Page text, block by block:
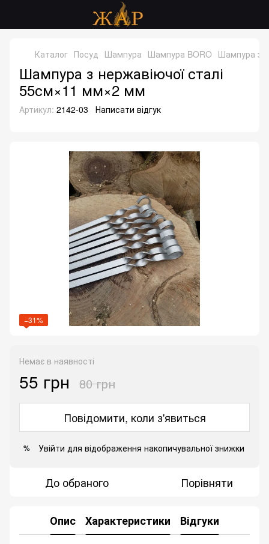
Каталог Посуд Шампура Шампура BORO Шампура з
Шампура з нержавіючої сталі
55см×11 мм×2 мм
Артикул: 2142-03 Написати відгук
−31%
Немає в наявності
55 грн 80 грн
Повідомити, коли з'явиться
% Увійти для відображення накопичувальної знижки
До обраного Порівняти
Опис Характеристики Відгуки